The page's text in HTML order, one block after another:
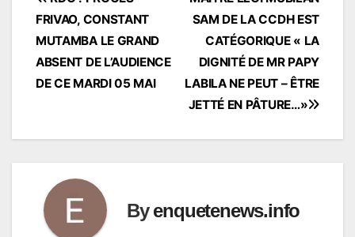
de
l’article
SAM DE LA CCDH EST
CATÉGORIQUE « LA
DIGNITÉ DE MR PAPY
LABILA NE PEUT – ÊTRE
JETTÉ EN PÂTURE…»
FRIVAO, CONSTANT
MUTAMBA LE GRAND
ABSENT DE L’AUDIENCE
DE CE MARDI 05 MAI
Byenquetenews.info